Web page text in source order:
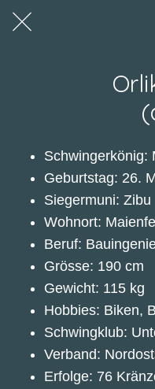
Schwingerkönig:
Geburtstag: 26.
Siegermuni: Zibu
Wohnort:
Beruf:
Grösse: 190 cm
Gewicht: 115 kg
Hobbies: Biken,
Schwingklub:
Verband:
Erfolge: 76